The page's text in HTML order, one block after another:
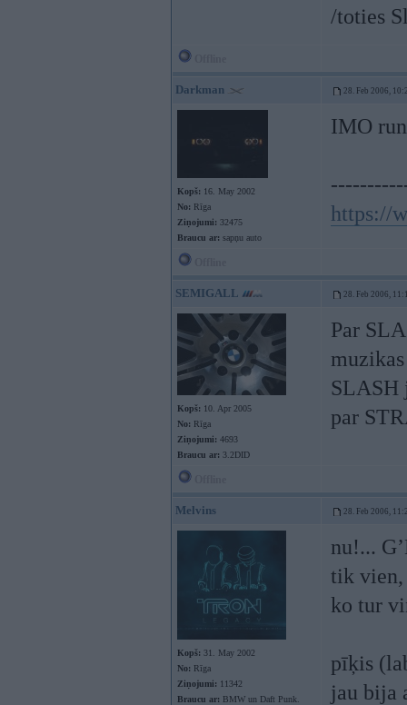
/toties
Darkman 28. Feb 2006,
Kopš: 16. May 2002
No: Rīga
Ziņojumi: 32475
Braucu ar: sapņu auto
IMO
https://
SEMIGALL 28. Feb 2006,
Kopš: 10. Apr 2005
No: Rīga
Ziņojumi: 4693
Braucu ar: 3.2DID
Par
SLASH
par
Melvins 28. Feb 2006,
Kopš: 31. May 2002
No: Rīga
Ziņojumi: 11342
Braucu ar: BMW un Daft Punk.
nu!...
tik vien,
ko tur
pīķis
jau bija